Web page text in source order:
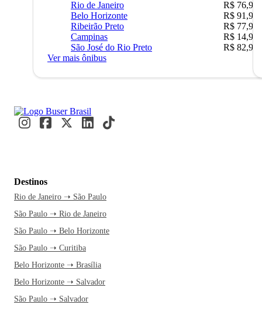
Rio de Janeiro
R$ 76,90
Belo Horizonte
R$ 91,90
Ribeirão Preto
R$ 77,90
Campinas
R$ 14,90
São José do Rio Preto
R$ 82,90
Ver mais ônibus
Destinos
Rio de Janeiro ➝ São Paulo
São Paulo ➝ Rio de Janeiro
São Paulo ➝ Belo Horizonte
São Paulo ➝ Curitiba
Belo Horizonte ➝ Brasília
Belo Horizonte ➝ Salvador
São Paulo ➝ Salvador